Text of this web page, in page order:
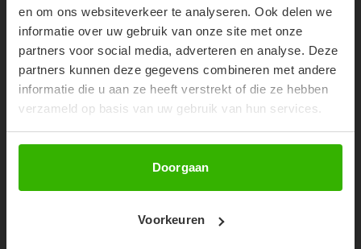
en om ons websiteverkeer te analyseren. Ook delen we
informatie over uw gebruik van onze site met onze
partners voor social media, adverteren en analyse. Deze
partners kunnen deze gegevens combineren met andere
informatie die u aan ze heeft verstrekt of die ze hebben
verzameld op basis van uw gebruik van hun services.
Doorgaan
Voorkeuren
€34,99